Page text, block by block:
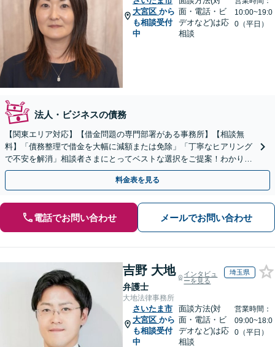
大宮区 から
も相談受付
中
面・電話・ビ
デオなど)は応
相談
10:00~19:0
0（平日）
法人・ビジネスの債務
【関東エリア対応】【借金問題の専門部署がある事務所】【相談無
料】「債務整理で借金を大幅に減額または免除」「丁寧なヒアリング
で不安を解消」相談者さまにとってベストな選択をご提案！わかりや
すく丁寧に説明するのでご安心ください【休日・夜間相談可】
料金表を見る
電話でお問い合わせ メールでお問い合わせ
吉野 大地
弁護士
インタビュ
ーを見る
埼玉県
大地法律事務所
さいたま市
大宮区 から
も相談受付
中
面談方法(対
面・電話・ビ
デオなど)は応
相談
営業時間：
09:00~18:0
0（平日）